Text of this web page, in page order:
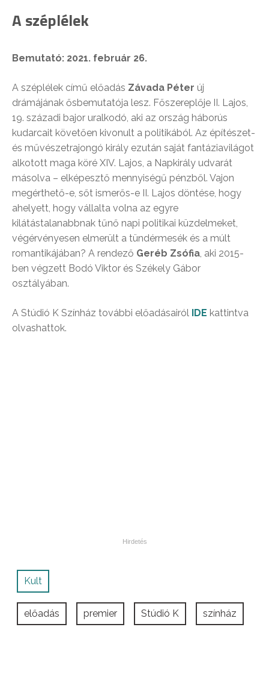
A széplélek
Bemutató: 2021. február 26.
A széplélek című előadás Závada Péter új
drámájának ősbemutatója lesz. Főszereplője II. Lajos,
19. századi bajor uralkodó, aki az ország háborús
kudarcait követően kivonult a politikából. Az építészet-
és művészetrajongó király ezután saját fantáziavilágot
alkotott maga köré XIV. Lajos, a Napkirály udvarát
másolva – elképesztő mennyiségű pénzből. Vajon
megérthető-e, sőt ismerős-e II. Lajos döntése, hogy
ahelyett, hogy vállalta volna az egyre
kilátástalanabbnak tűnő napi politikai küzdelmeket,
végérvényesen elmerült a tündérmesék és a múlt
romantikájában? A rendező Geréb Zsófia, aki 2015-
ben végzett Bodó Viktor és Székely Gábor
osztályában.
A Stúdió K Színház további előadásairól IDE kattintva
olvashattok.
Kult
előadás premier Stúdió K színház